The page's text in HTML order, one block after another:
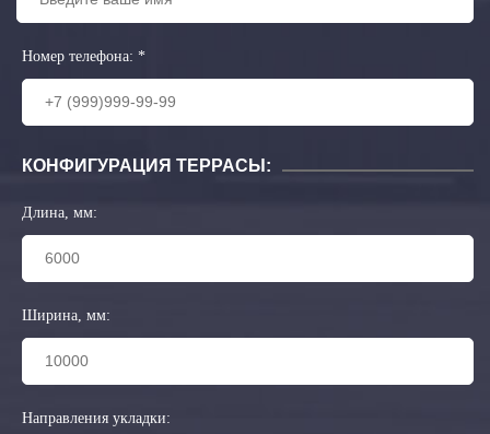
Номер телефона: *
КОНФИГУРАЦИЯ ТЕРРАСЫ:
Длина, мм:
Ширина, мм:
Направления укладки: